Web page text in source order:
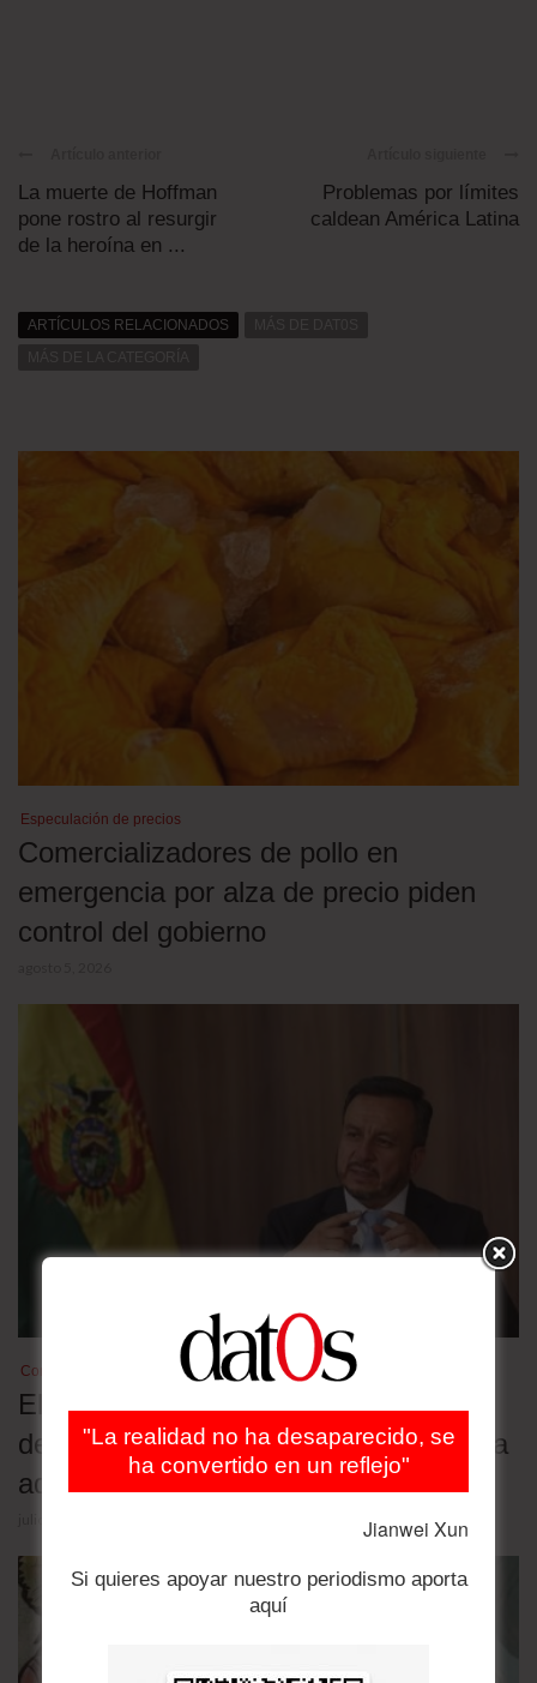
La muerte de Hoffman
pone rostro al resurgir
de la heroína en ...
Problemas por límites
caldean América Latina
ARTÍCULOS RELACIONADOS
Especulación de precios
Comercializadores de pollo en
emergencia por alza de precio piden
control del gobierno
Combustibles
El exministro de Hidrocarburos es
detenido por la distribución de gasolina
adulterada
"La realidad no ha desaparecido, se
ha convertido en un reflejo"
Jianwei Xun
Si quieres apoyar nuestro periodismo aporta
aquí